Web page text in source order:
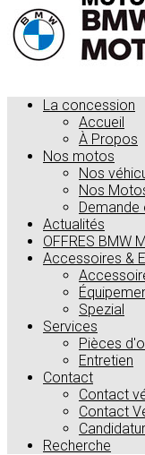
La concession
Accueil
À Propos
Nos motos
Nos
Nos
Actualités
OFFRES BMW
Accessoires &
Spezial
Services
Pièces
Entretien
Contact
Contact
Contact
Recherche